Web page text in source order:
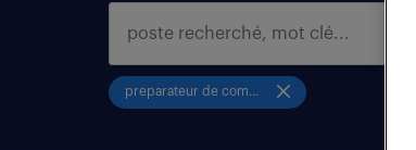
preparateur de commandes